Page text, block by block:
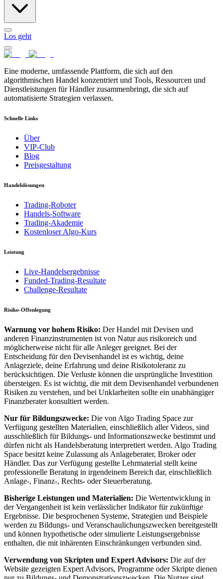
Los geht
Eine moderne, umfassende Plattform, die sich auf den
algorithmischen Handel konzentriert und Tools, Ressourcen und
Dienstleistungen für Händler zusammenbringt, die sich auf
automatisierte Strategien verlassen.
Schnelle Links
Über
VIP-Club
Blog
Preisgestaltung
Handelslösungen
Trading-Roboter
Handels-Software
Trading-Akademie
Kostenloser Algo-Kurs
Leistung
Live-Handelsergebnisse
Funded-Trading-Resultate
Challenge-Resultate
Risiko-Offenlegung
Warnung vor hohem Risiko: Der Handel mit Devisen und
anderen Finanzinstrumenten ist von Natur aus risikoreich und
möglicherweise nicht für alle Anleger geeignet. Bei der
Entscheidung für den Devisenhandel ist es wichtig, deine
Anlageziele, deine Erfahrung und deine Risikotoleranz zu
berücksichtigen. Die Verluste können die ursprüngliche Investition
übersteigen. Es ist wichtig, die mit dem Devisenhandel verbundenen
Risiken zu verstehen, und bei Unklarheiten sollte ein unabhängiger
Finanzberater konsultiert werden.
Nur für Bildungszwecke: Die von Algo Trading Space zur
Verfügung gestellten Materialien, einschließlich aller Videos, sind
ausschließlich für Bildungs- und Informationszwecke bestimmt und
dürfen nicht als Handelsberatung interpretiert werden. Algo Trading
Space besitzt keine Zulassung als Anlageberater, Broker oder
Händler. Das zur Verfügung gestellte Lehrmaterial stellt keine
professionelle Beratung in irgendeinem Bereich dar, einschließlich
Anlage-, Finanz-, Rechts- oder Steuerberatung.
Bisherige Leistungen und Materialien: Die Wertentwicklung in
der Vergangenheit ist kein verlässlicher Indikator für zukünftige
Ergebnisse. Die besprochenen Systeme, Strategien und Beispiele
werden zu Bildungs- und Veranschaulichungszwecken bereitgestellt
und können hypothetische oder simulierte Leistungsergebnisse
enthalten, die mit inhärenten Einschränkungen verbunden sind.
Verwendung von Skripten und Expert Advisors: Die auf der
Website gezeigten Expert Advisors, Programme oder Skripte dienen